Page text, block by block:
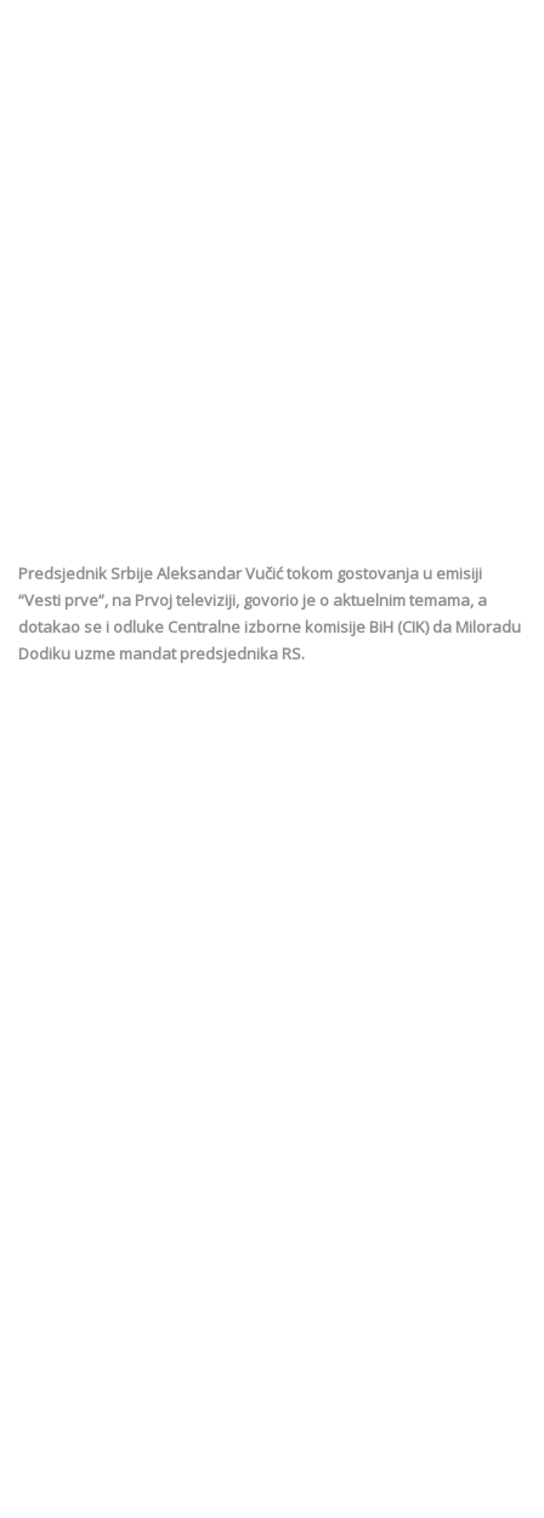
Predsjednik Srbije Aleksandar Vučić tokom gostovanja u emisiji
“Vesti prve”, na Prvoj televiziji, govorio je o aktuelnim temama, a
dotakao se i odluke Centralne izborne komisije BiH (CIK) da Miloradu
Dodiku uzme mandat predsjednika RS.